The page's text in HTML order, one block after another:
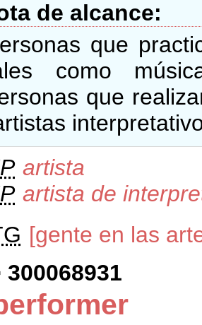
de alcance
que
como
que
artista
artista de
[gente en las
300068931